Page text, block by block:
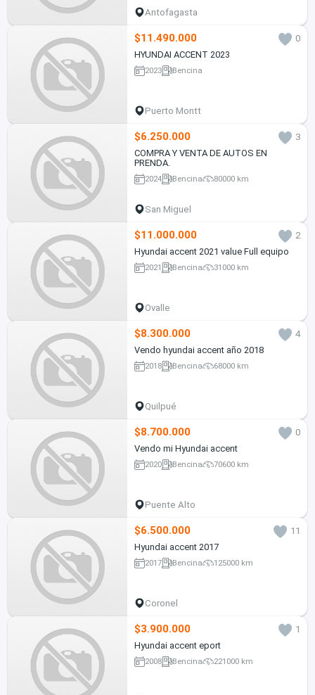
Antofagasta
$11.490.000
0
HYUNDAI ACCENT 2023
2023 Bencina
Puerto Montt
$6.250.000
3
COMPRA Y VENTA DE AUTOS EN
PRENDA.
2024 Bencina 80000 km
San Miguel
$11.000.000
2
Hyundai accent 2021 value Full equipo
2021 Bencina 31000 km
Ovalle
$8.300.000
4
Vendo hyundai accent año 2018
2018 Bencina 68000 km
Quilpué
$8.700.000
0
Vendo mi Hyundai accent
2020 Bencina 70600 km
Puente Alto
$6.500.000
11
Hyundai accent 2017
2017 Bencina 125000 km
Coronel
$3.900.000
1
Hyundai accent eport
2008 Bencina 221000 km